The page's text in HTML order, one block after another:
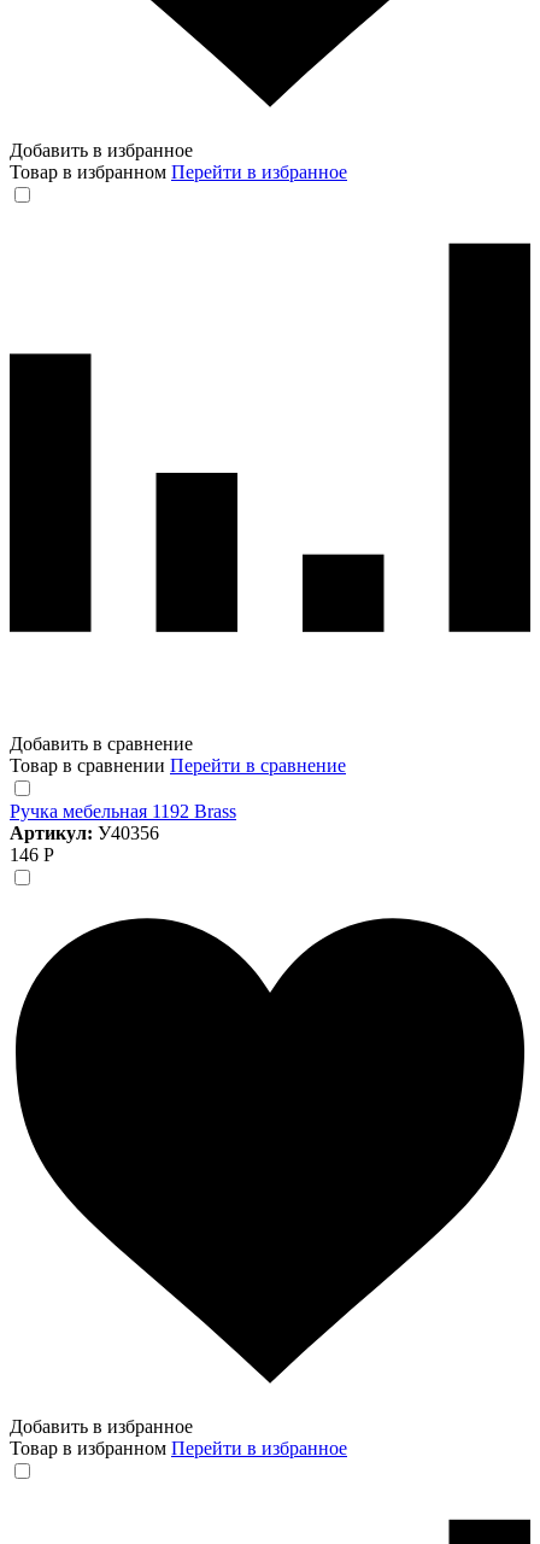
Добавить в избранное
Товар в избранном Перейти в избранное
Добавить в сравнение
Товар в сравнении Перейти в сравнение
Ручка мебельная 1192 Brass
Артикул: У40356
146 Р
Добавить в избранное
Товар в избранном Перейти в избранное